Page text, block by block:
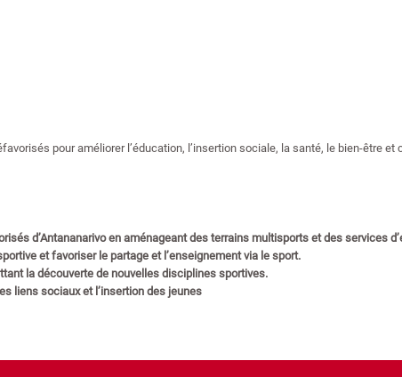
pour améliorer l’éducation, l’insertion sociale, la santé, le bien-être et
d’Antananarivo en aménageant des terrains multisports et des services
et favoriser le partage et l’enseignement via le sport.
la découverte de nouvelles disciplines sportives.
liens sociaux et l’insertion des jeunes